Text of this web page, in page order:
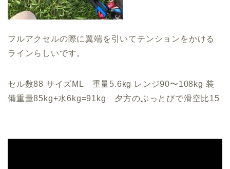
フルアクセルの際に翼端を引いてテンションをかける
ラインらしいです。
セル数88 サイズML 重量5.6kg レンジ90〜108kg 装
備重量85kg+水6kg=91kg 夕方のぶっとびで滑空比15